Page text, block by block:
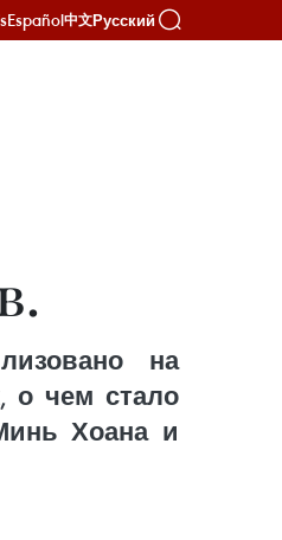
Español中文Русский
на
о чем стало
Хоана и